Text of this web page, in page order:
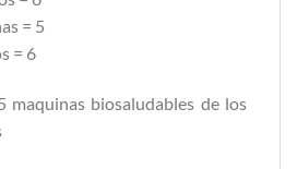
= 5
= 6
maquinas biosaludables de los